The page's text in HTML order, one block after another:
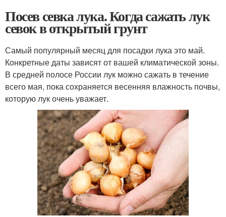
Посев севка лука. Когда сажать лук
севок в открытый грунт
Самый популярный месяц для посадки лука это май.
Конкретные даты зависят от вашей климатической зоны.
В средней полосе России лук можно сажать в течение
всего мая, пока сохраняется весенняя влажность почвы,
которую лук очень уважает.